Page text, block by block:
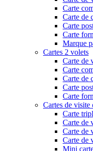
Carte
Carte de
Carte
Carte
Marque
Cartes 2 volets
Carte de
Carte
Carte de
Carte
Carte
Cartes de visite
Carte
Carte de
Carte de
Carte de
Mini